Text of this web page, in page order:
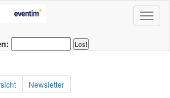
Newsletter